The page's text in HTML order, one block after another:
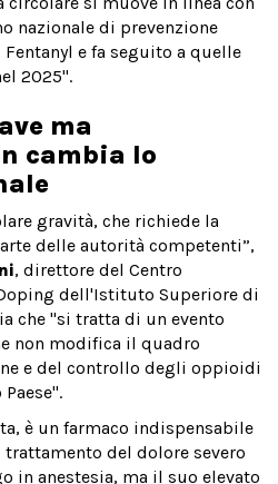
nazionale di prevenzione
e fa seguito a quelle
2025".
ma
cambia lo
gravità, che richiede la
delle autorità competenti”,
, direttore del Centro
dell'Istituto Superiore di
che "si tratta di un evento
non modifica il quadro
e del controllo degli oppioidi
è un farmaco indispensabile
del dolore severo
in anestesia, ma il suo elevato